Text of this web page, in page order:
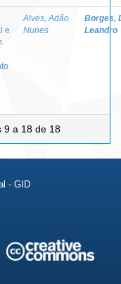
e
Alves, Adão
Nunes
Borges,
Leandro
9 a 18 de 18
- GID